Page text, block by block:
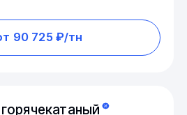
90 725 ₽/тн